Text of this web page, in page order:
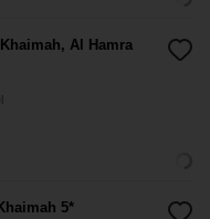
Al Hamra
5*